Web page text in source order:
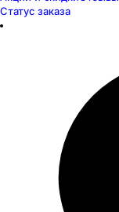
Статус заказа